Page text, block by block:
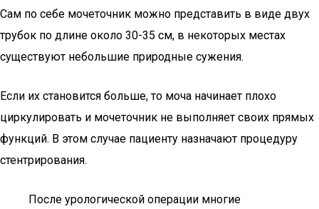
Сам по себе мочеточник можно представить в виде двух
трубок по длине около 30-35 см, в некоторых местах
существуют небольшие природные сужения.
Если их становится больше, то моча начинает плохо
циркулировать и мочеточник не выполняет своих прямых
функций. В этом случае пациенту назначают процедуру
стентрирования.
После урологической операции многие